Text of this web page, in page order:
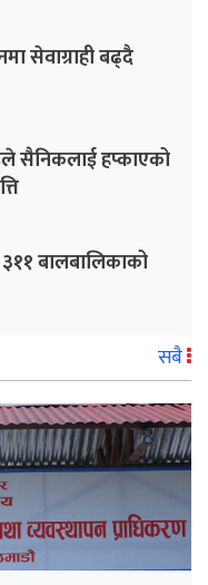
सेवाग्राही बढ्दै
सैनिकलाई हप्काएको
बालबालिकाको
सबै